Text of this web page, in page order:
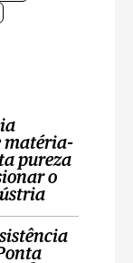
matéria-
pureza
o